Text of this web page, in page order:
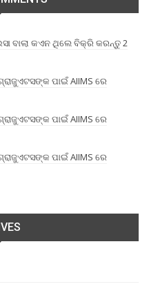
ବାଲା କଏନ ଥିଲେ ବିକ୍ରି କରନ୍ତୁ 2
ଗ୍ରାଜୁଏଟସଙ୍କ ପାଇଁ AIIMS ରେ
ଗ୍ରାଜୁଏଟସଙ୍କ ପାଇଁ AIIMS ରେ
ଗ୍ରାଜୁଏଟସଙ୍କ ପାଇଁ AIIMS ରେ